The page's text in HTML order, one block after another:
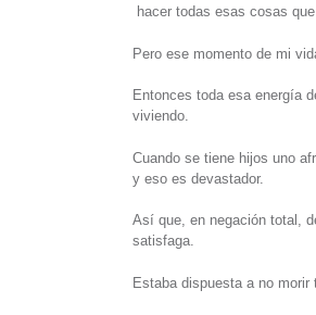
hacer todas esas cosas
Pero ese momento de mi
Entonces toda esa energía
viviendo.
Cuando se tiene hijos uno
y eso es devastador.
Así que, en negación total,
satisfaga.
Estaba dispuesta a no morir